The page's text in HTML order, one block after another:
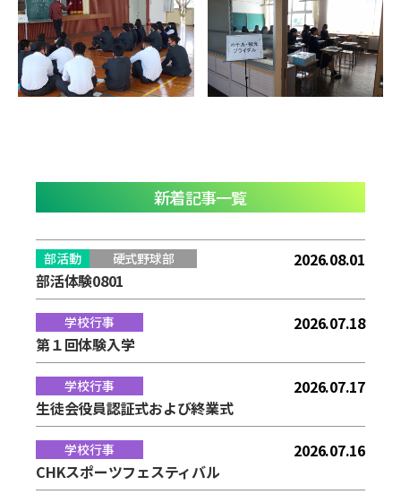
新着記事一覧
部活動 硬式野球部
2026.08.01
部活体験0801
学校行事
2026.07.18
第１回体験入学
学校行事
2026.07.17
生徒会役員認証式および終業式
学校行事
2026.07.16
CHKスポーツフェスティバル